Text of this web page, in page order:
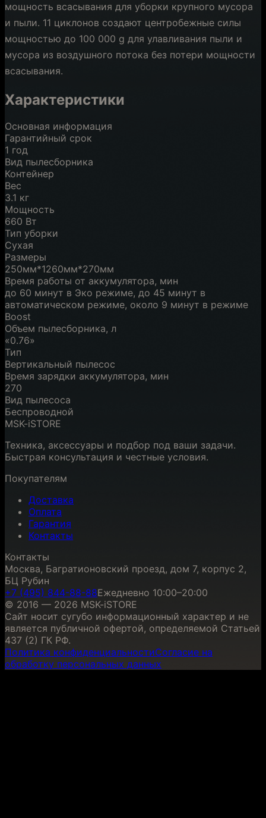
мощность всасывания для уборки крупного мусора
и пыли. 11 циклонов создают центробежные силы
мощностью до 100 000 g для улавливания пыли и
мусора из воздушного потока без потери мощности
всасывания.
Характеристики
Основная информация
Гарантийный срок
1 год
Вид пылесборника
Контейнер
Вес
3.1 кг
Мощность
660 Вт
Тип уборки
Сухая
Размеры
250мм*1260мм*270мм
Время работы от аккумулятора, мин
до 60 минут в Эко режиме, до 45 минут в
автоматическом режиме, около 9 минут в режиме
Boost
Объем пылесборника, л
«0.76»
Тип
Вертикальный пылесос
Время зарядки аккумулятора, мин
270
Вид пылесоса
Беспроводной
MSK-iSTORE
Техника, аксессуары и подбор под ваши задачи.
Быстрая консультация и честные условия.
Покупателям
Доставка
Оплата
Гарантия
Контакты
Контакты
Москва, Багратионовский проезд, дом 7, корпус 2,
БЦ Рубин
+7 (495) 844-88-88Ежедневно 10:00–20:00
© 2016 — 2026 MSK-iSTORE
Сайт носит сугубо информационный характер и не
является публичной офертой, определяемой Статьей
437 (2) ГК РФ.
Политика конфиденциальностиСогласие на
обработку персональных данных